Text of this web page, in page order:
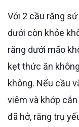
Với 2 cầu răng sứ cũ, bác sĩ sẽ kiểm tra răng trụ bên
dưới còn khỏe
răng dưới mão
kẹt thức ăn
không. Nếu cầu
viêm và khớp
đã hở, răng trụ